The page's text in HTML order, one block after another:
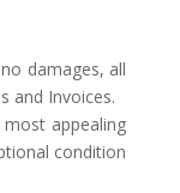
damages, all
and Invoices.
appealing
condition